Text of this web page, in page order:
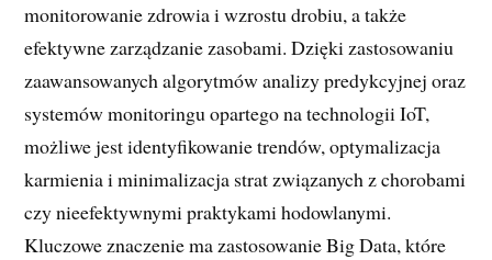
monitorowanie zdrowia i wzrostu drobiu, a także
efektywne zarządzanie zasobami. Dzięki zastosowaniu
zaawansowanych algorytmów analizy predykcyjnej oraz
systemów monitoringu opartego na technologii IoT,
możliwe jest identyfikowanie trendów, optymalizacja
karmienia i minimalizacja strat związanych z chorobami
czy nieefektywnymi praktykami hodowlanymi.
Kluczowe znaczenie ma zastosowanie Big Data, które